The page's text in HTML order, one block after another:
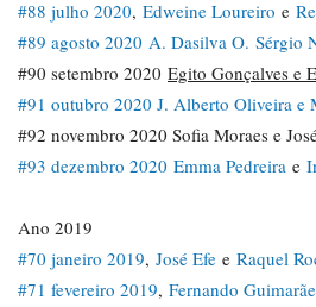
#88 julho 2020, Edweine Loureiro e
#89 agosto 2020 A. Dasilva O. Sérgio
#90 setembro 2020 Egito Gonçalves e
#91 outubro 2020 J. Alberto Oliveira e
#92 novembro 2020 Sofia Moraes e
#93 dezembro 2020 Emma Pedreira e
Ano 2019
#70 janeiro 2019, José Efe e Raquel
#71 fevereiro 2019, Fernando